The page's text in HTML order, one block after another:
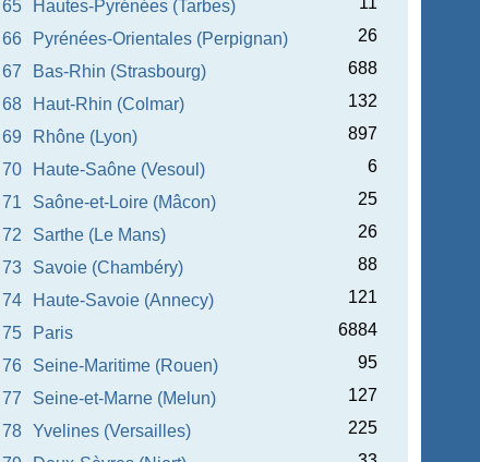
65
Hautes-Pyrénées (Tarbes)
66
Pyrénées-Orientales (Perpignan)
26
67
Bas-Rhin (Strasbourg)
688
68
Haut-Rhin (Colmar)
132
69
Rhône (Lyon)
897
70
Haute-Saône (Vesoul)
6
71
Saône-et-Loire (Mâcon)
25
72
Sarthe (Le Mans)
26
73
Savoie (Chambéry)
88
74
Haute-Savoie (Annecy)
121
75
Paris
6884
76
Seine-Maritime (Rouen)
95
77
Seine-et-Marne (Melun)
127
78
Yvelines (Versailles)
225